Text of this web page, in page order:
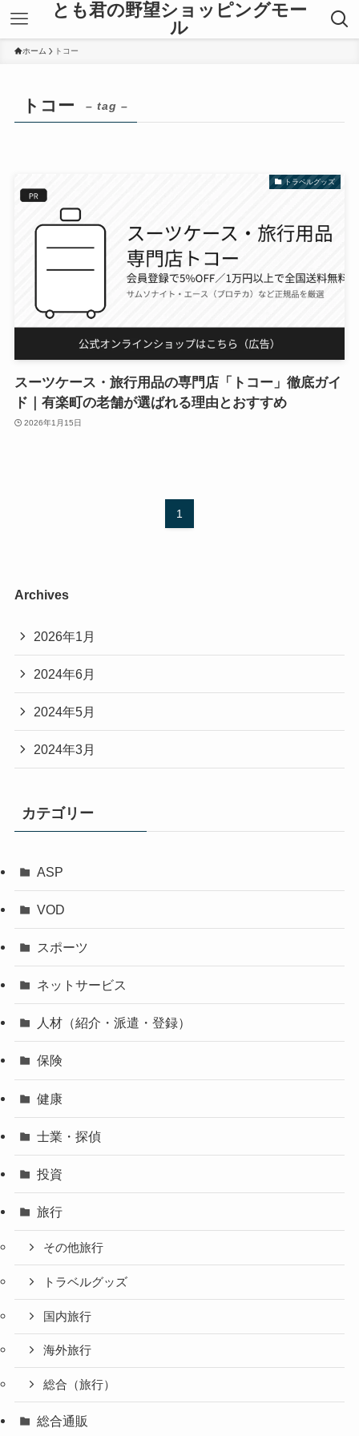
とも君の野望ショッピングモー
ル
ホーム トコー
トコー – tag –
トラベルグッズ
スーツケース・旅行用品の専門店「トコー」徹底ガイ
ド｜有楽町の老舗が選ばれる理由とおすすめ
2026年1月15日
1
Archives
2026年1月
2024年6月
2024年5月
2024年3月
カテゴリー
ASP
VOD
スポーツ
ネットサービス
人材（紹介・派遣・登録）
保険
健康
士業・探偵
投資
旅行
その他旅行
トラベルグッズ
国内旅行
海外旅行
総合（旅行）
総合通販